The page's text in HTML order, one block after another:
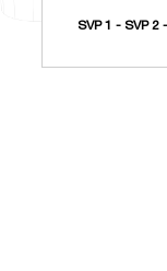
SVP 1 - SVP 2